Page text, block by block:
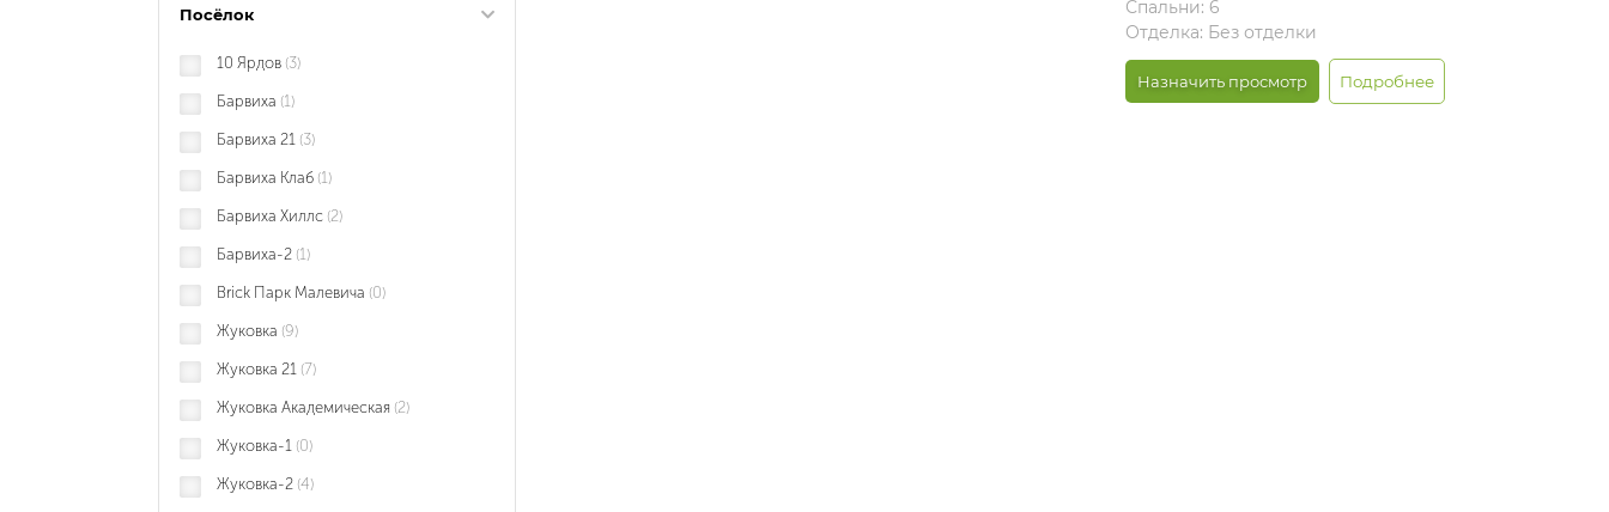
Посёлок
10 Ярдов (3)
Барвиха (1)
Барвиха 21 (3)
Барвиха Клаб (1)
Барвиха Хиллс (2)
Барвиха-2 (1)
Brick Парк Малевича (0)
Жуковка (9)
Жуковка 21 (7)
Жуковка Академическая (2)
Жуковка-1 (0)
Жуковка-2 (4)
Спальни: 6
Отделка: Без отделки
Назначить просмотр Подробнее